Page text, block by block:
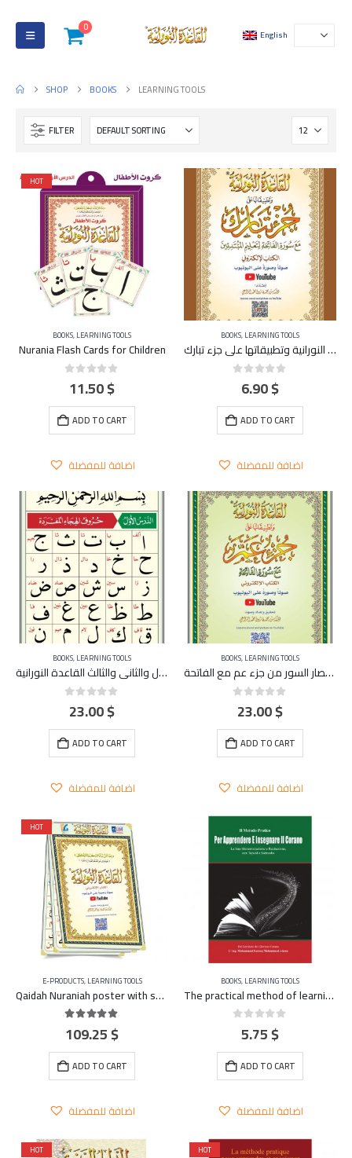
0
English
SHOP BOOKS LEARNING TOOLS
FILTER
HOT
BOOKS,LEARNING TOOLS
Nurania Flash Cards for Children
out of 5
11.50$
ADD TO CART
اضافة للمفضلة
BOOKS,LEARNING TOOLS
القاعدة النورانية وتطبيقاتها على جزء تبارك A4 (كبير) – QR Code
out of 5
6.90$
ADD TO CART
اضافة للمفضلة
BOOKS,LEARNING TOOLS
بوستر الدرس الأول والثاني والثالث القاعدة النورانية
out of 5
23.00$
ADD TO CART
اضافة للمفضلة
BOOKS,LEARNING TOOLS
بوستر قصار السور من جزء عم مع الفاتحة
out of 5
23.00$
ADD TO CART
اضافة للمفضلة
HOT
E-PRODUCTS,LEARNING TOOLS
Qaidah Nuraniah poster with sound and image on YouTube
out of 5
109.25$
ADD TO CART
اضافة للمفضلة
BOOKS,LEARNING TOOLS
The practical method of learning and teaching the Qu’ran – ITALIAN
out of 5
5.75$
ADD TO CART
اضافة للمفضلة
HOT HOT